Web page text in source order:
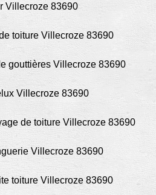
Villecroze 83690
toiture Villecroze 83690
gouttières Villecroze 83690
Villecroze 83690
de toiture Villecroze 83690
Villecroze 83690
toiture Villecroze 83690